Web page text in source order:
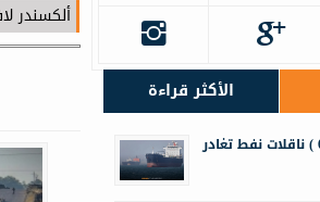
ألكسندر
الأكثر قراءة
خلال أسبوع واحد.. ( 6 ) ناقلات نفط تغادر